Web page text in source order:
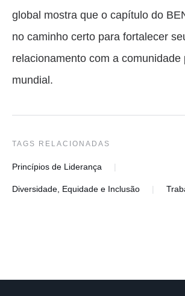
global mostra que o capítulo do
no caminho certo para fortalecer
relacionamento com a comunidade
mundial.
TAGS RELACIONADAS
Princípios de Liderança
Diversidade, Equidade e Inclusão